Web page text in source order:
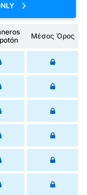
Μέσος Όρος